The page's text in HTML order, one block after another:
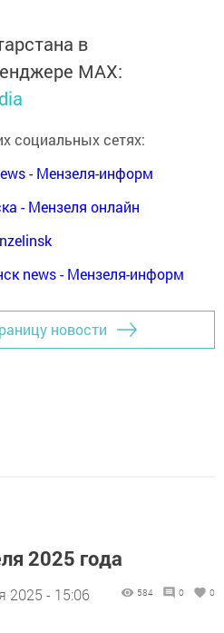
в
MАХ:
социальных сетях:
- Мензеля-информ
- Мензеля онлайн
news - Мензеля-информ
новости
2025 года
2025 - 15:06 584 0 0